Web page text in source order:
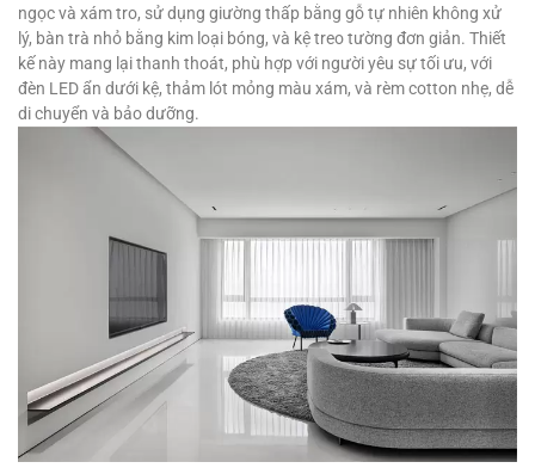
ngọc và xám tro, sử dụng giường thấp bằng gỗ tự nhiên không xử
lý, bàn trà nhỏ bằng kim loại bóng, và kệ treo tường đơn giản. Thiết
kế này mang lại thanh thoát, phù hợp với người yêu sự tối ưu, với
đèn LED ẩn dưới kệ, thảm lót mỏng màu xám, và rèm cotton nhẹ, dễ
di chuyển và bảo dưỡng.